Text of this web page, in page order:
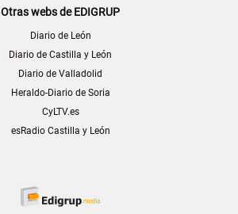
Otras webs de EDIGRUP
Diario de León
Diario de Castilla y León
Diario de Valladolid
Heraldo-Diario de Soria
CyLTV.es
esRadio Castilla y León